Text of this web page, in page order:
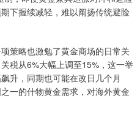
下握续减轻，难以阐扬传统避险
略也激勉了黄金商场的日常关
税从6%大幅上调至15%，这一举
升，同期也可能在改日几个月
一的什物黄金需求，对海外黄金